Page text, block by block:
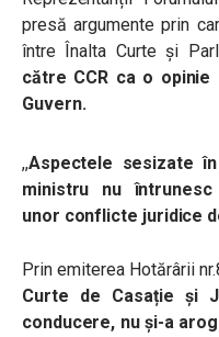
presă argumente prin
între Înalta Curte și
către CCR ca o
Guvern.
,,Aspectele sesizate
ministru nu
unor conflicte juridice
Prin emiterea Hotărârii
Curte de Casație și
conducere, nu și-a